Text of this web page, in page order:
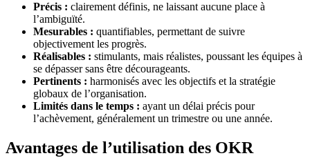
Précis : clairement définis, ne laissant aucune place à
l’ambiguïté.
Mesurables : quantifiables, permettant de suivre
objectivement les progrès.
Réalisables : stimulants, mais réalistes, poussant les équipes à
se dépasser sans être décourageants.
Pertinents : harmonisés avec les objectifs et la stratégie
globaux de l’organisation.
Limités dans le temps : ayant un délai précis pour
l’achèvement, généralement un trimestre ou une année.
Avantages de l’utilisation des OKR